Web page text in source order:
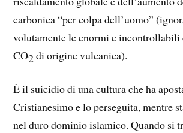
carbonica “per colpa dell’uomo”
volutamente le enormi e
CO2di origine vulcanica).
È il suicidio di una cultura che ha
Cristianesimo e lo perseguita, mentre
nel duro dominio islamico. Quando si